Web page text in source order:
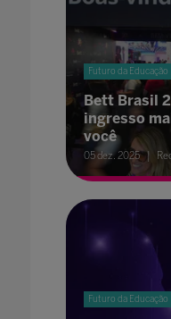
Futuro da Educação
Bett Brasil
ingresso
você
05 dez. 2025
Futuro da Educação